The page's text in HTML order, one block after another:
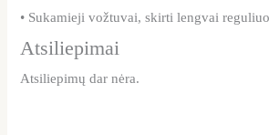
• Sukamieji vožtuvai, skirti lengvai
Atsiliepimai
Atsiliepimų dar nėra.